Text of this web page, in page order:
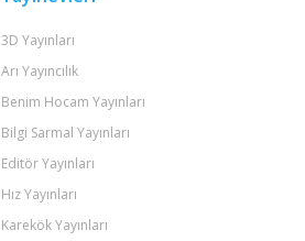
3D Yayınları
Arı Yayıncılık
Benim Hocam Yayınları
Bilgi Sarmal Yayınları
Editör Yayınları
Hız Yayınları
Karekök Yayınları